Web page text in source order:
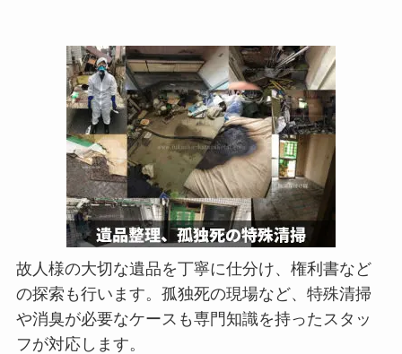
故人様の大切な遺品を丁寧に仕分け、権利書など
の探索も行います。孤独死の現場など、特殊清掃
や消臭が必要なケースも専門知識を持ったスタッ
フが対応します。